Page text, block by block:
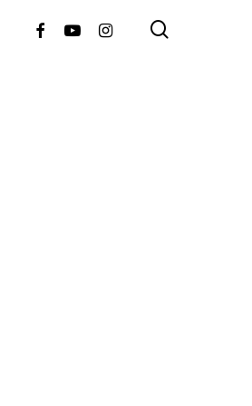
FacebookYoutubeInstagram